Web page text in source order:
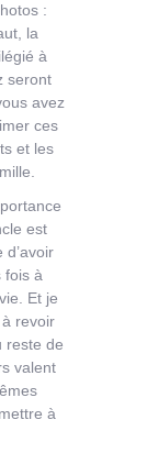
:
la
à
seront
avez
ces
et les
est
fois à
Et je
revoir
reste de
valent
à